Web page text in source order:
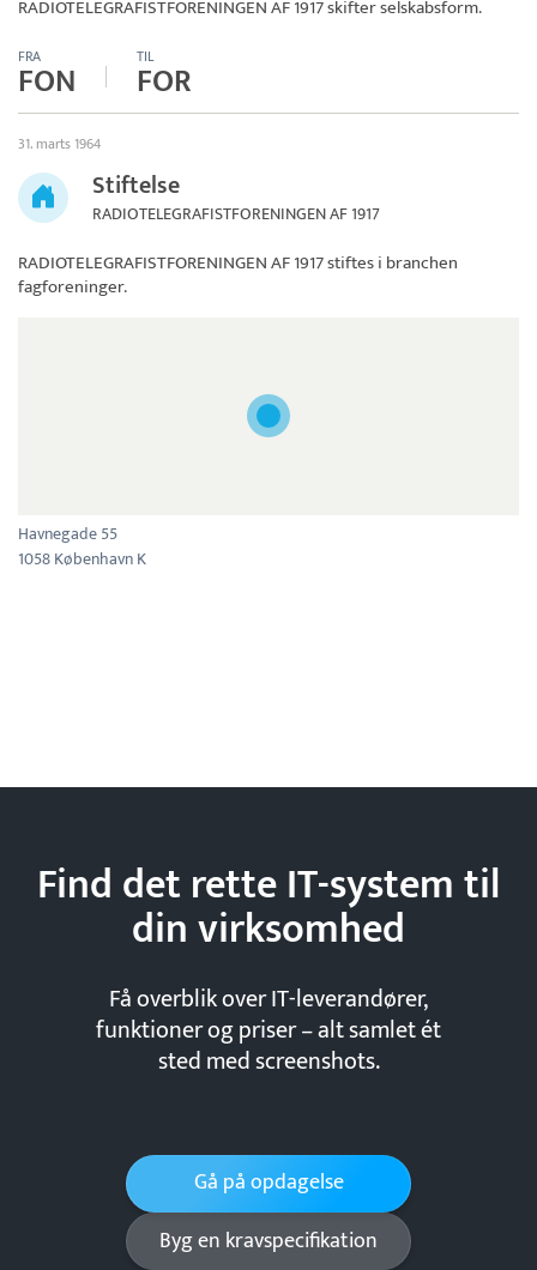
RADIOTELEGRAFISTFORENINGEN AF 1917skifter selskabsform.
FRA
FON TIL
FOR
31. marts 1964
Stiftelse
RADIOTELEGRAFISTFORENINGEN AF 1917
RADIOTELEGRAFISTFORENINGEN AF 1917stiftes i branchen
fagforeninger.
Havnegade 55
1058 København K
Find det rette IT-system til
dinvirksomhed
Få overblik over IT-leverandører,
funktioner og priser – alt samlet ét
sted med screenshots.
Gå på opdagelse
Byg en kravspecifikation